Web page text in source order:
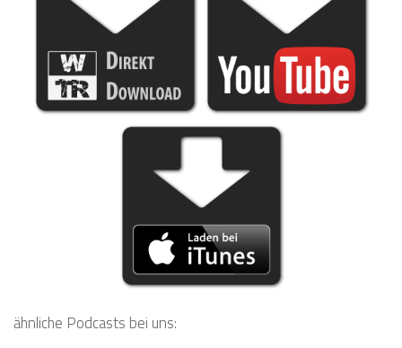
ähnliche Podcasts bei uns: